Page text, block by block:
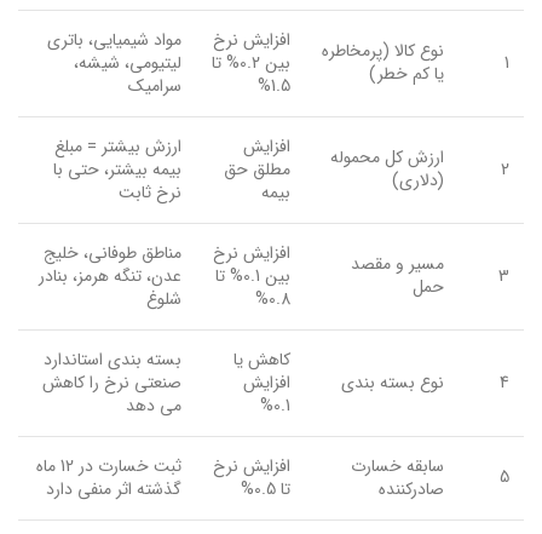
1
نوع کالا (پرمخاطره
یا کم خطر)
افزایش نرخ
بین 0.2% تا
1.5%
مواد شیمیایی، باتری
لیتیومی، شیشه،
سرامیک
2
ارزش کل محموله
(دلاری)
افزایش
مطلق حق
بیمه
ارزش بیشتر = مبلغ
بیمه بیشتر، حتی با
نرخ ثابت
3
مسیر و مقصد
حمل
افزایش نرخ
بین 0.1% تا
0.8%
مناطق طوفانی، خلیج
عدن، تنگه هرمز، بنادر
شلوغ
4 نوع بسته بندی
کاهش یا
افزایش
0.1%
بسته بندی استاندارد
صنعتی نرخ را کاهش
می دهد
5
سابقه خسارت
صادرکننده
افزایش نرخ
تا 0.5%
ثبت خسارت در 12 ماه
گذشته اثر منفی دارد